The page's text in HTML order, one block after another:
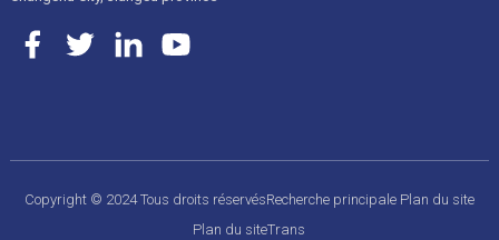
Copyright © 2024 Tous droits réservésRecherche principale Plan du site
Plan du siteTrans